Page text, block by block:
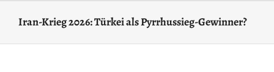
Iran-Krieg 2026: Türkei als Pyrrhussieg-Gewinner?